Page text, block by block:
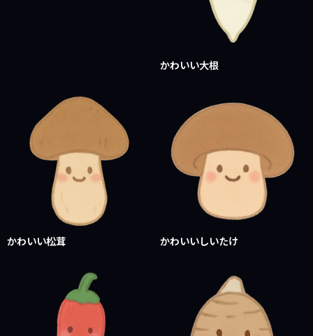
かわいい大根
かわいい松茸 かわいいしいたけ